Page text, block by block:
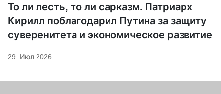
То ли лесть, то ли сарказм. Патриарх
Кирилл поблагодарил Путина за защиту
суверенитета и экономическое развитие
29. Июл 2026